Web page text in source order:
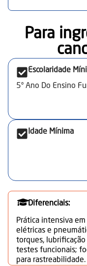
referenciação.
posicionamento e
acompanhamento
dimensional e
e registro de
posto.
Para
Escolaridade
5º Ano Do Ensino
Idade Mínima
Diferenciais:
Prática intensiva
elétricas e
torques,
testes funcionais;
para rastreabilidade.